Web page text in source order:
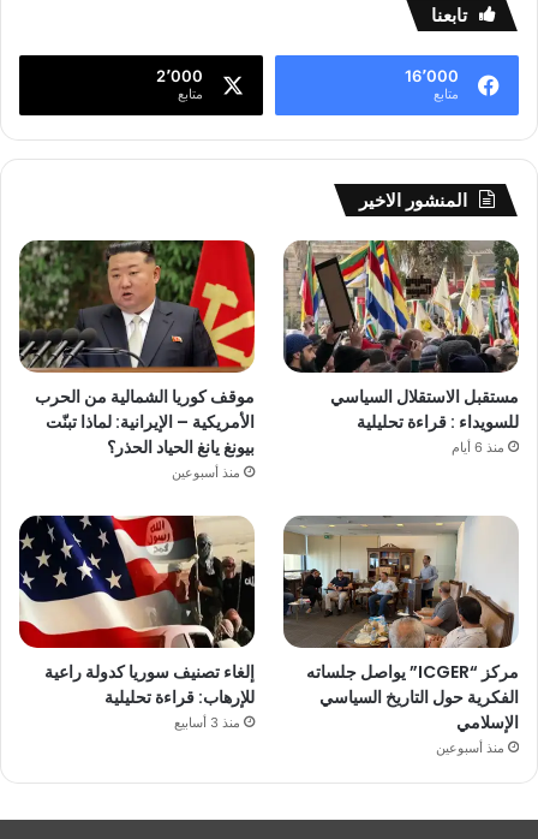
تابعنا
16٬000
متابع
2٬000
متابع
المنشور الاخير
مستقبل الاستقلال السياسي
للسويداء : قراءة تحليلية
منذ 6 أيام
موقف كوريا الشمالية من الحرب
الأمريكية – الإيرانية: لماذا تبنّت
بيونغ يانغ الحياد الحذر؟
منذ أسبوعين
مركز “ICGER” يواصل جلساته
الفكرية حول التاريخ السياسي
الإسلامي
منذ أسبوعين
إلغاء تصنيف سوريا كدولة راعية
للإرهاب: قراءة تحليلية
منذ 3 أسابيع